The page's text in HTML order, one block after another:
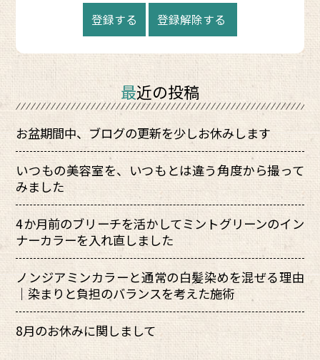
最近の投稿
お盆期間中、ブログの更新を少しお休みします
いつもの美容室を、いつもとは違う角度から撮って
みました
4か月前のブリーチを活かしてミントグリーンのイン
ナーカラーを入れ直しました
ノンジアミンカラーと通常の白髪染めを混ぜる理由
｜染まりと負担のバランスを考えた施術
8月のお休みに関しまして